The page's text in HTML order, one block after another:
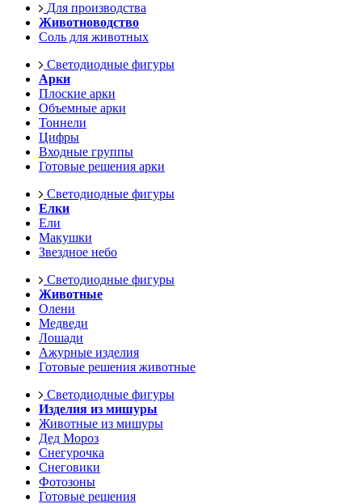
Для производства
Животноводство
Соль для животных
Светодиодные фигуры
Арки
Плоские арки
Объемные арки
Тоннели
Цифры
Входные группы
Готовые решения арки
Светодиодные фигуры
Елки
Ели
Макушки
Звездное небо
Светодиодные фигуры
Животные
Олени
Медведи
Лошади
Ажурные изделия
Готовые решения животные
Светодиодные фигуры
Изделия из мишуры
Животные из мишуры
Дед Мороз
Снегурочка
Снеговики
Фотозоны
Готовые решения